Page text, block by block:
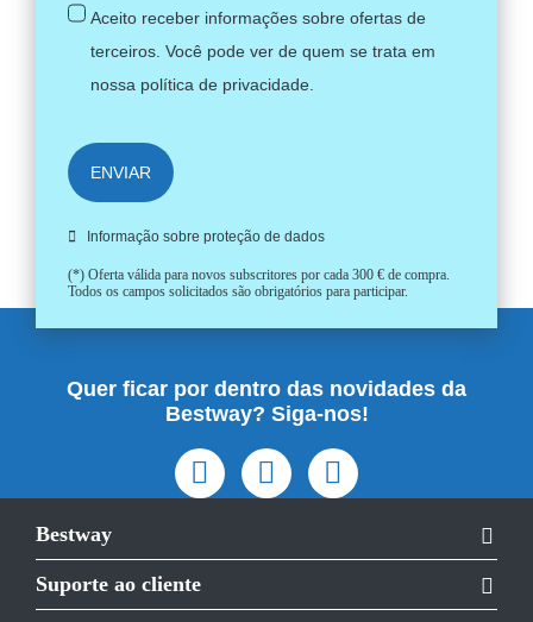
Aceito receber informações sobre ofertas de
terceiros. Você pode ver de quem se trata em
nossa política de privacidade.
ENVIAR
Informação sobre proteção de dados
(*) Oferta válida para novos subscritores por cada 300 € de compra.
Todos os campos solicitados são obrigatórios para participar.
Quer ficar por dentro das novidades da
Bestway? Siga-nos!
Bestway
Suporte ao cliente